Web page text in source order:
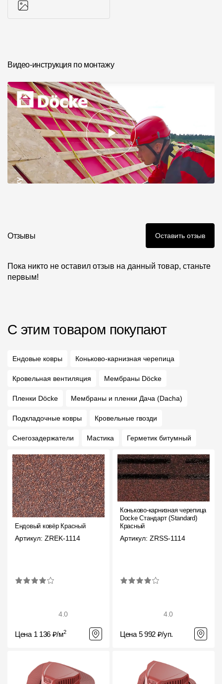
Где купить?
Контакты
8 800 100 71 45site@docke.ru
Адрес
125212, Россия, Москва, Головинское ш., д. 5, стр. 1(БЦ
Режим работы
Видео-инструкция по монтажу
Отзывы Оставить отзыв
Пока никто не оставил отзыв на данный товар, станьте
первым!
С этим товаром покупают
Ендовые ковры Коньково-карнизная черепица
Кровельная вентиляция Мембраны Döcke
Пленки Döcke Мембраны и пленки Дача (Dacha)
Подкладочные ковры Кровельные гвозди
Снегозадержатели Мастика Герметик битумный
Ендовый ковёр Красный
Артикул: ZREK-1114
4.0
Цена 1 136 ₽/м2
Коньково-карнизная черепица
Docke Стандарт (Standard)
Красный
Артикул: ZRSS-1114
4.0
Цена 5 992 ₽/уп.